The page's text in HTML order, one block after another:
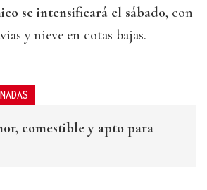
se intensificará el sábado, con
y nieve en cotas bajas.
comestible y apto para